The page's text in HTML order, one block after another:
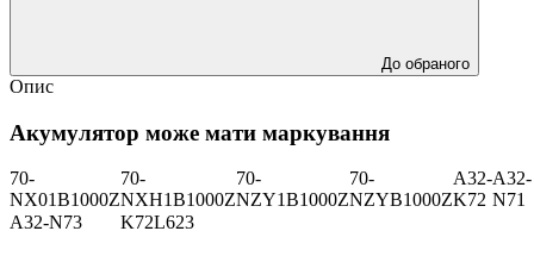
До обраного
Опис
Акумулятор може мати маркування
70-
NX01B1000Z
70-
NXH1B1000Z
70-
NZY1B1000Z
70-
NZYB1000Z
A32-
K72
A32-
N71
A32-N73
K72L623